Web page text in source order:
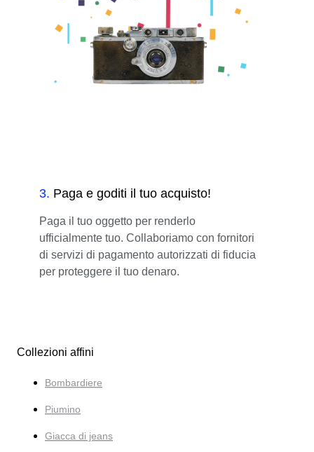
3. Paga e goditi il tuo acquisto!
Paga il tuo oggetto per renderlo
ufficialmente tuo. Collaboriamo con fornitori
di servizi di pagamento autorizzati di fiducia
per proteggere il tuo denaro.
Collezioni affini
Bombardiere
Piumino
Giacca di jeans